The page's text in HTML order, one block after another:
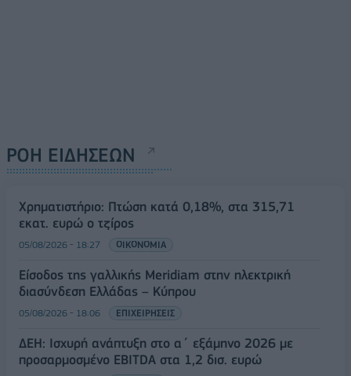
ΡΟΗ ΕΙΔΗΣΕΩΝ
Χρηματιστήριο: Πτώση κατά 0,18%, στα 315,71
εκατ. ευρώ ο τζίρος
05/08/2026 - 18:27 ΟΙΚΟΝΟΜΙΑ
Είσοδος της γαλλικής Meridiam στην ηλεκτρική
διασύνδεση Ελλάδας – Κύπρου
05/08/2026 - 18:06 ΕΠΙΧΕΙΡΗΣΕΙΣ
ΔΕΗ: Ισχυρή ανάπτυξη στο α΄ εξάμηνο 2026 με
προσαρμοσμένο EBITDA στα 1,2 δισ. ευρώ